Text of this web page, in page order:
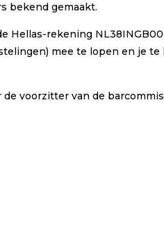
bekend gemaakt.
Hellas-rekening
mee te lopen en je te
voorzitter van de